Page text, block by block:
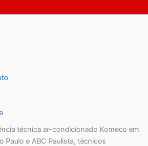
técnica ar-condicionado Komeco em
Paulo e ABC Paulista, técnicos